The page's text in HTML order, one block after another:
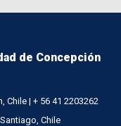
de Concepción
Chile | + 56 41 2203262
Chile